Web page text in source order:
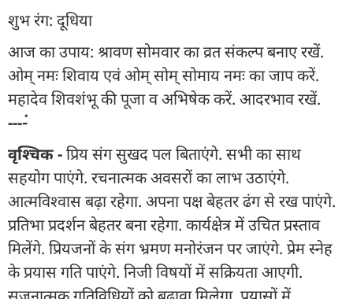
शुभ रंग: दूधिया
आज का उपाय: श्रावण सोमवार का व्रत संकल्प बनाए रखें.
ओम् नमः शिवाय एवं ओम् सोम् सोमाय नमः का जाप करें.
महादेव शिवशंभू की पूजा व अभिषेक करें. आदरभाव रखें.
----ं
वृश्चिक -प्रिय संग सुखद पल बिताएंगे. सभी का साथ
सहयोग पाएंगे. रचनात्मक अवसरों का लाभ उठाएंगे.
आत्मविश्वास बढ़ा रहेगा. अपना पक्ष बेहतर ढंग से रख पाएंगे.
प्रतिभा प्रदर्शन बेहतर बना रहेगा. कार्यक्षेत्र में उचित प्रस्ताव
मिलेंगे. प्रियजनों के संग भ्रमण मनोरंजन पर जाएंगे. प्रेम स्नेह
के प्रयास गति पाएंगे. निजी विषयों में सक्रियता आएगी.